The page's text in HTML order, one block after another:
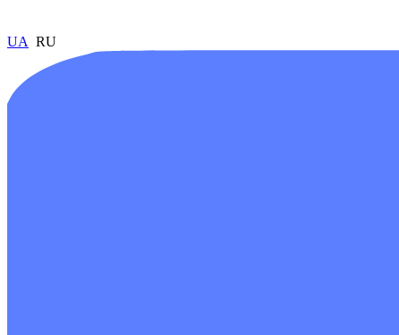
UA RU